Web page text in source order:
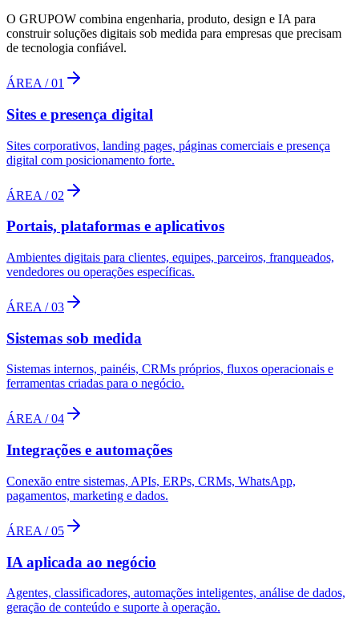
O GRUPOW combina engenharia, produto, design e IA para
construir soluções digitais sob medida para empresas que precisam
de tecnologia confiável.
ÁREA /01
Sites e presença digital
Sites corporativos, landing pages, páginas comerciais e presença
digital com posicionamento forte.
ÁREA /02
Portais, plataformas e aplicativos
Ambientes digitais para clientes, equipes, parceiros, franqueados,
vendedores ou operações específicas.
ÁREA /03
Sistemas sob medida
Sistemas internos, painéis, CRMs próprios, fluxos operacionais e
ferramentas criadas para o negócio.
ÁREA /04
Integrações e automações
Conexão entre sistemas, APIs, ERPs, CRMs, WhatsApp,
pagamentos, marketing e dados.
ÁREA /05
IA aplicada ao negócio
Agentes, classificadores, automações inteligentes, análise de dados,
geração de conteúdo e suporte à operação.